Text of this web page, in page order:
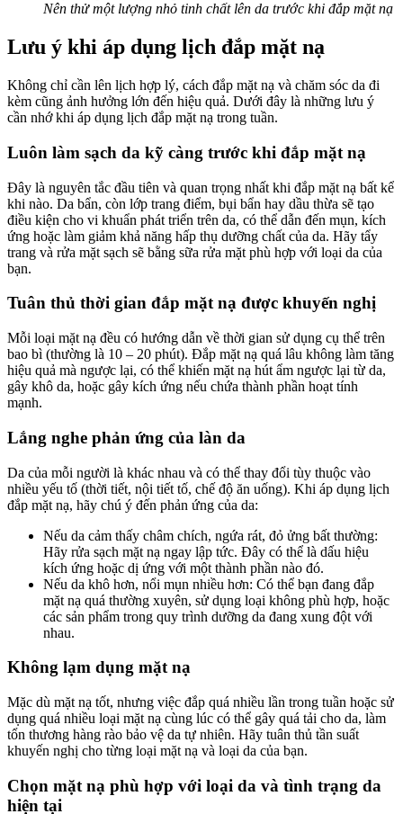
Nên thử một lượng nhỏ tinh chất lên da trước khi đắp mặt nạ
Lưu ý khi áp dụng lịch đắp mặt nạ
Không chỉ cần lên lịch hợp lý, cách đắp mặt nạ và chăm sóc da đi
kèm cũng ảnh hưởng lớn đến hiệu quả. Dưới đây là những lưu ý
cần nhớ khi áp dụng lịch đắp mặt nạ trong tuần.
Luôn làm sạch da kỹ càng trước khi đắp mặt nạ
Đây là nguyên tắc đầu tiên và quan trọng nhất khi đắp mặt nạ bất kể
khi nào. Da bẩn, còn lớp trang điểm, bụi bẩn hay dầu thừa sẽ tạo
điều kiện cho vi khuẩn phát triển trên da, có thể dẫn đến mụn, kích
ứng hoặc làm giảm khả năng hấp thụ dưỡng chất của da. Hãy tẩy
trang và rửa mặt sạch sẽ bằng sữa rửa mặt phù hợp với loại da của
bạn.
Tuân thủ thời gian đắp mặt nạ được khuyến nghị
Mỗi loại mặt nạ đều có hướng dẫn về thời gian sử dụng cụ thể trên
bao bì (thường là 10 – 20 phút). Đắp mặt nạ quá lâu không làm tăng
hiệu quả mà ngược lại, có thể khiến mặt nạ hút ẩm ngược lại từ da,
gây khô da, hoặc gây kích ứng nếu chứa thành phần hoạt tính
mạnh.
Lắng nghe phản ứng của làn da
Da của mỗi người là khác nhau và có thể thay đổi tùy thuộc vào
nhiều yếu tố (thời tiết, nội tiết tố, chế độ ăn uống). Khi áp dụng lịch
đắp mặt nạ, hãy chú ý đến phản ứng của da:
Nếu da cảm thấy châm chích, ngứa rát, đỏ ửng bất thường:
Hãy rửa sạch mặt nạ ngay lập tức. Đây có thể là dấu hiệu
kích ứng hoặc dị ứng với một thành phần nào đó.
Nếu da khô hơn, nổi mụn nhiều hơn: Có thể bạn đang đắp
mặt nạ quá thường xuyên, sử dụng loại không phù hợp, hoặc
các sản phẩm trong quy trình dưỡng da đang xung đột với
nhau.
Không lạm dụng mặt nạ
Mặc dù mặt nạ tốt, nhưng việc đắp quá nhiều lần trong tuần hoặc sử
dụng quá nhiều loại mặt nạ cùng lúc có thể gây quá tải cho da, làm
tổn thương hàng rào bảo vệ da tự nhiên. Hãy tuân thủ tần suất
khuyến nghị cho từng loại mặt nạ và loại da của bạn.
Chọn mặt nạ phù hợp với loại da và tình trạng da
hiện tại